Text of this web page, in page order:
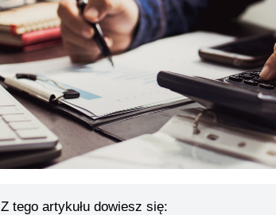
Z tego artykułu dowiesz się: